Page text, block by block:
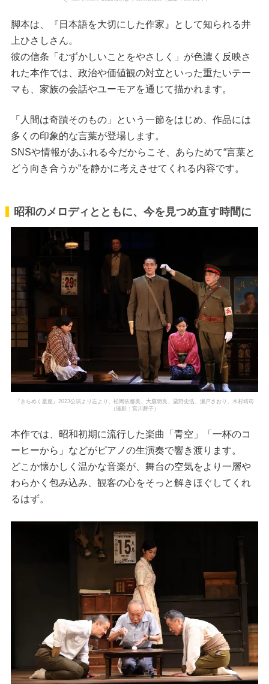
脚本は、『日本語を大切にした作家』として知られる井
上ひさしさん。
彼の信条「むずかしいことをやさしく」が色濃く反映さ
れた本作では、政治や価値観の対立といった重たいテー
マも、家族の会話やユーモアを通じて描かれます。
「人間は奇蹟そのもの」という一節をはじめ、作品には
多くの印象的な言葉が登場します。
SNSや情報があふれる今だからこそ、あらためて“言葉と
どう向き合うか”を静かに考えさせてくれる内容です。
昭和のメロディとともに、今を見つめ直す時間に
『きらめく星座』2023公演より左より、松岡依都美、大鷹明良、粟野史浩、瀬戸さおり、木村靖司
（撮影：宮川舞子）
本作では、昭和初期に流行した楽曲「青空」「一杯のコ
ーヒーから」などがピアノの生演奏で響き渡ります。
どこか懐かしく温かな音楽が、舞台の空気をより一層や
わらかく包み込み、観客の心をそっと解きほぐしてくれ
るはず。